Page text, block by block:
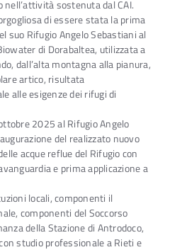
sostenuta dal CAI.
di essere stata la prima
suo Rifugio Angelo Sebastiani al
di Dorabaltea, utilizzata a
dall’alta montagna alla pianura,
artico, risultata
alle esigenze dei rifugi di
2025 al Rifugio Angelo
del realizzato nuovo
acque reflue del Rifugio con
e prima applicazione a
locali, componenti il
componenti del Soccorso
della Stazione di Antrodoco,
studio professionale a Rieti e